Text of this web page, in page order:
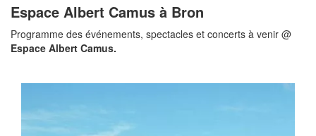
Espace Albert Camus à Bron
Programme des événements, spectacles et concerts à venir @
Espace Albert Camus.